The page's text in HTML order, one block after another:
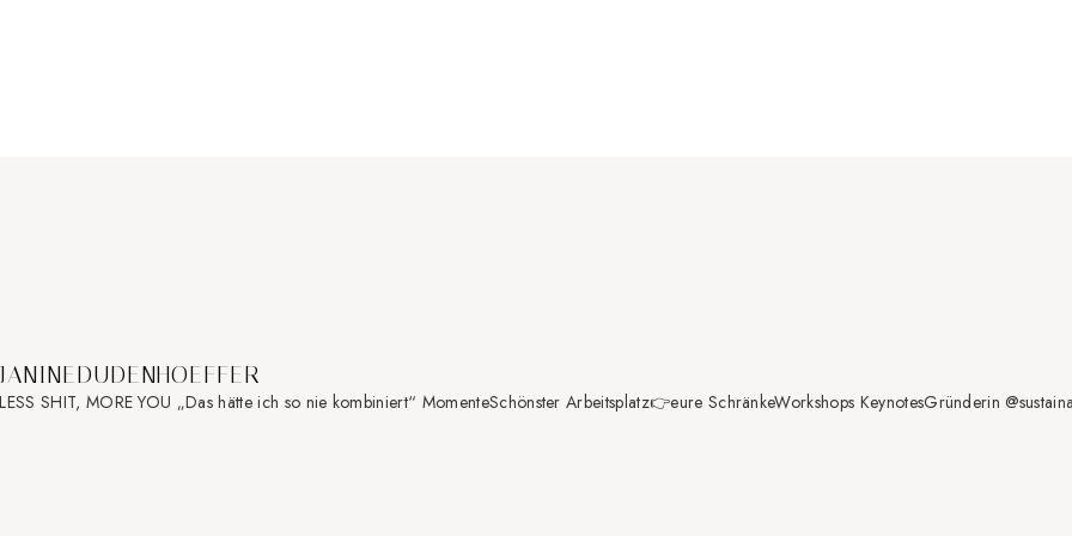
JANINEDUDENHOEFFER
LESS SHIT, MORE YOU „Das hätte ich so nie kombiniert“ MomenteSchönster Arbeitsplatz👉eure SchränkeWorkshops KeynotesGründerin